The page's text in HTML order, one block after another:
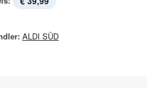
ALDI SÜD